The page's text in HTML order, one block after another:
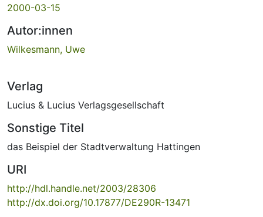
2000-03-15
Autor:innen
Wilkesmann, Uwe
Verlag
Lucius & Lucius Verlagsgesellschaft
Sonstige Titel
das Beispiel der Stadtverwaltung Hattingen
URI
http://hdl.handle.net/2003/28306
http://dx.doi.org/10.17877/DE290R-13471